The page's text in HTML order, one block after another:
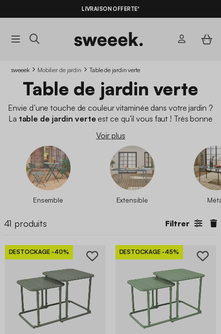
BONS PLANS* AVEC LECODE SUMMER10
LIVRAISON OFFERTE*
sweeek Mobilier de jardin Table de jardin verte
Table de jardin verte
Envie d’une touche de couleur vitaminée dans votre jardin ?
La table de jardin verte est ce qu’il vous faut ! Très bonne
saura surprendre vos invités ! Parmi notre
sélection detable de jardin
, vous trouverez le modèle qu’il
vous faut et au meilleur prix.
Voir plus
Ensemble Extensible
41 produits Filtrer
DESTOCKAGE -40% DESTOCKAGE -45%